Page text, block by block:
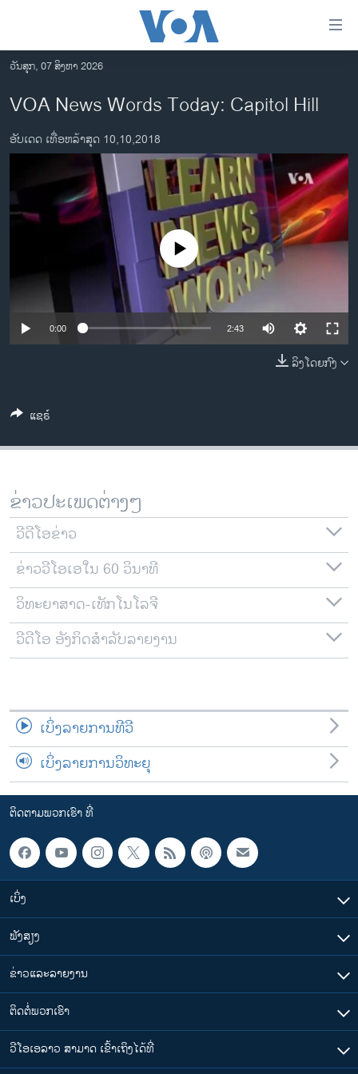
ເຂົ້າ
ຫາ
ຂ້າມ
ຂ້າມ
ຂ້າມ
ຊອກ
ລາວ
ອາເມຣິກາ
ການເລືອກຕັ້ງ ປະທານາທີບໍດີ ສະຫະລັດ 2024
ຂ່າວ​ຈີນ
ໂລກ
ອິດສະຫຼະພາບດ້ານການຂ່າວ
ຊີວິດຊາວລາວ
ຊຸມຊົນຊາວລາວ
ສຽງ
ລາຍການກະຈາຍສຽງ
ຕິດຕາມພວກເຮົາ ທີ່
ພາສາຕ່າງໆ
ວັນສຸກ, 07 ສິງຫາ 2026
VOA News Words Today: Capitol Hill
ອັບເດດ ເທື່ອຫລ້າສຸດ 10,10,2018
No media source currently available
0:00 2:43
ລິງໂດຍກົງ
ແຊຣ໌
ຂ່າວປະເພດຕ່າງໆ
ວີດີໂອຂ່າວ
ຂ່າວວີໂອເອໃນ 60 ວິນາທີ
ວິທະຍາສາດ-ເທັກໂນໂລຈີ
ວີດີໂອ ອັງກິດສຳລັບລາຍງານ
ເບິ່ງລາຍການທີວີ
ເບິ່ງລາຍການວິທະຍຸ
ຕິດຕາມພວກເຮົາ ທີ່
ເບິ່ງ
ຟັງສຽງ
ຂ່າວແລະລາຍງານ
ຕິດຕໍ່ພວກເຮົາ
ວີໂອເອລາວ ສາມາດ ເຂົ້າເຖິງໄດ້ທີ່